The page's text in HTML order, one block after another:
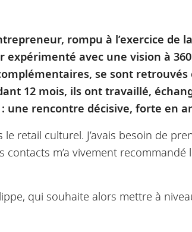
rompu à l’exercice de
expérimenté avec une vision à
se sont retrouvés
12 mois, ils ont travaillé,
une rencontre décisive, forte en
retail culturel. J’avais besoin de
contacts m’a vivement
qui souhaite alors mettre à